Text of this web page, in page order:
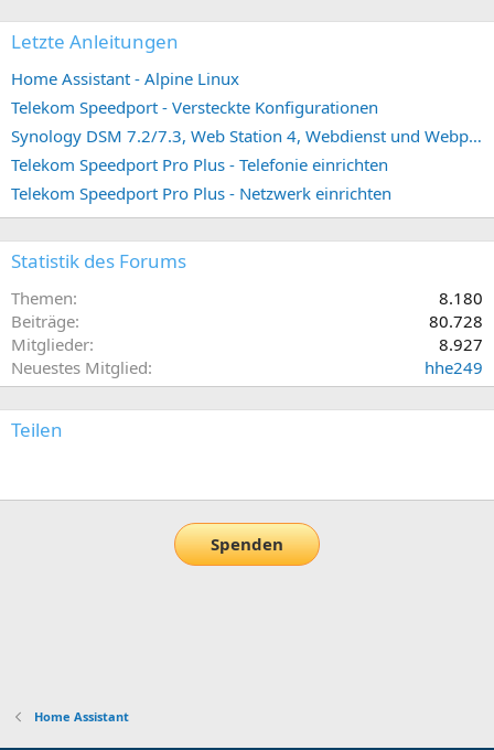
Letzte Anleitungen
Home Assistant - Alpine Linux
Telekom Speedport - Versteckte Konfigurationen
Synology DSM 7.2/7.3, Web Station 4, Webdienst und Webportal erstellen (ehemals vHost)
Telekom Speedport Pro Plus - Telefonie einrichten
Telekom Speedport Pro Plus - Netzwerk einrichten
Statistik des Forums
Themen
8.180
Beiträge
80.728
Mitglieder
8.927
Neuestes Mitglied
hhe249
Teilen
Spenden
Home Assistant